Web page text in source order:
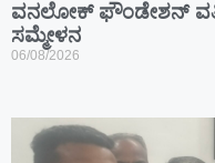
ವನಲೋಕ್ ಫೌಂಡೇಶನ್
ಸಮ್ಮೇಳನ
06/08/2026